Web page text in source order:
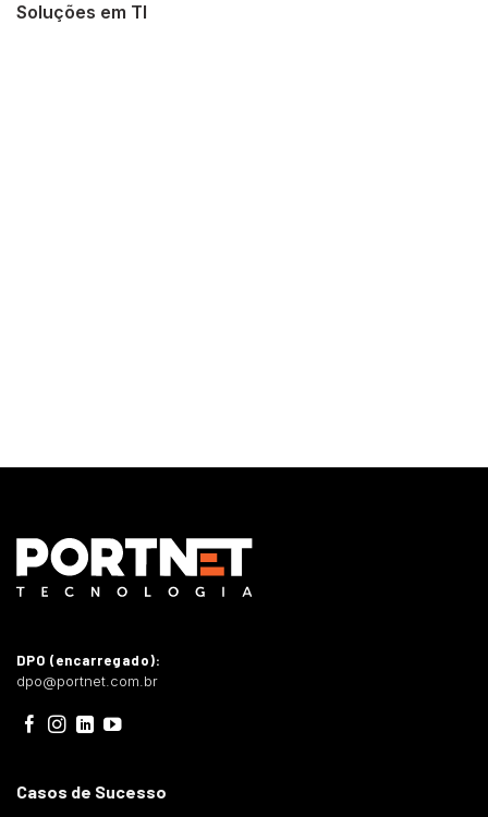
Soluções em TI
DPO (encarregado):
dpo@portnet.com.br
Casos de Sucesso